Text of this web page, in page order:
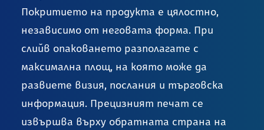
Покритието на продукта е цялостно,
независимо от неговата форма. При
слийв опаковането разполагате с
максимална площ, на която може да
развиете визия, послания и търговска
информация. Прецизният печат се
извършва върху обратната страна на